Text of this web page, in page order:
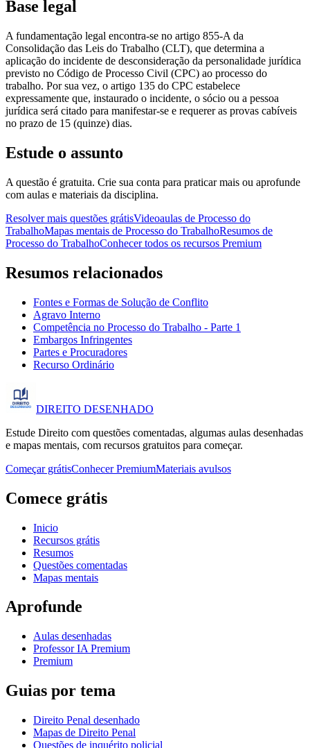
Base legal
A fundamentação legal encontra-se no artigo 855-A da
Consolidação das Leis do Trabalho (CLT), que determina a
aplicação do incidente de desconsideração da personalidade jurídica
previsto no Código de Processo Civil (CPC) ao processo do
trabalho. Por sua vez, o artigo 135 do CPC estabelece
expressamente que, instaurado o incidente, o sócio ou a pessoa
jurídica será citado para manifestar-se e requerer as provas cabíveis
no prazo de 15 (quinze) dias.
Estude o assunto
A questão é gratuita. Crie sua conta para praticar mais ou aprofunde
com aulas e materiais da disciplina.
Resolver mais questões grátisVideoaulas de Processo do
TrabalhoMapas mentais de Processo do TrabalhoResumos de
Processo do TrabalhoConhecer todos os recursos Premium
Resumos relacionados
Fontes e Formas de Solução de Conflito
Agravo Interno
Competência no Processo do Trabalho - Parte 1
Embargos Infringentes
Partes e Procuradores
Recurso Ordinário
DIREITO DESENHADO
Estude Direito com questões comentadas, algumas aulas desenhadas
e mapas mentais, com recursos gratuitos para começar.
Começar grátisConhecer PremiumMateriais avulsos
Comece grátis
Inicio
Recursos grátis
Resumos
Questões comentadas
Mapas mentais
Aprofunde
Aulas desenhadas
Professor IA Premium
Premium
Guias por tema
Direito Penal desenhado
Mapas de Direito Penal
Questões de inquérito policial